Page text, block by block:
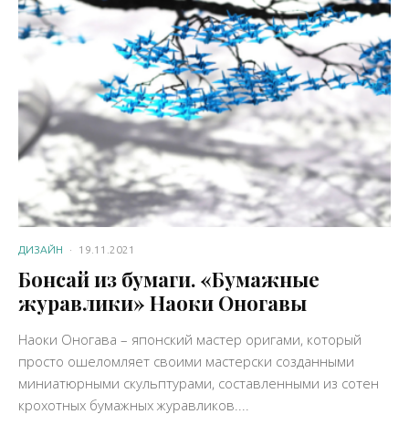
ДИЗАЙН · 19.11.2021
Бонсай из бумаги. «Бумажные
журавлики» Наоки Оногавы
Наоки Оногава – японский мастер оригами, который
просто ошеломляет своими мастерски созданными
миниатюрными скульптурами, составленными из сотен
крохотных бумажных журавликов....